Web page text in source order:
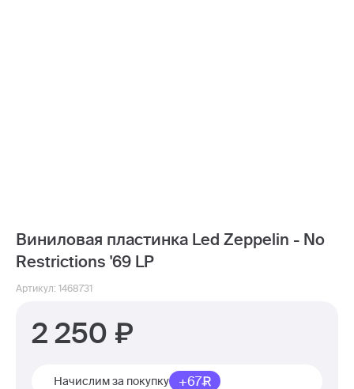
Виниловая пластинка Led Zeppelin - No
Restrictions '69 LP
Артикул: 1468731
2 250
Начислим за покупку +67